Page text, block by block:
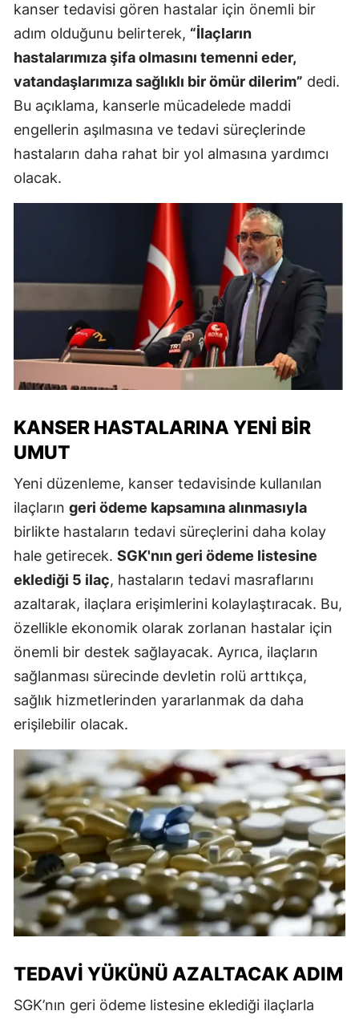
kanser tedavisi gören hastalar için önemli bir
adım olduğunu belirterek, “İlaçların
hastalarımıza şifa olmasını temenni eder,
vatandaşlarımıza sağlıklı bir ömür dilerim” dedi.
Bu açıklama, kanserle mücadelede maddi
engellerin aşılmasına ve tedavi süreçlerinde
hastaların daha rahat bir yol almasına yardımcı
olacak.
KANSER HASTALARINA YENI BIR
UMUT
Yeni düzenleme, kanser tedavisinde kullanılan
ilaçların geri ödeme kapsamına alınmasıyla
birlikte hastaların tedavi süreçlerini daha kolay
hale getirecek. SGK'nın geri ödeme listesine
eklediği 5 ilaç, hastaların tedavi masraflarını
azaltarak, ilaçlara erişimlerini kolaylaştıracak. Bu,
özellikle ekonomik olarak zorlanan hastalar için
önemli bir destek sağlayacak. Ayrıca, ilaçların
sağlanması sürecinde devletin rolü arttıkça,
sağlık hizmetlerinden yararlanmak da daha
erişilebilir olacak.
TEDAVI YÜKÜNÜ AZALTACAK ADIM
SGK’nın geri ödeme listesine eklediği ilaçlarla